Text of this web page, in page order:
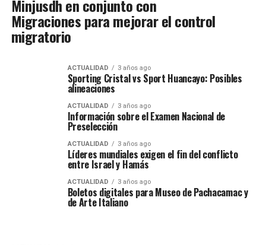
Minjusdh en conjunto con
Migraciones para mejorar el control
migratorio
ACTUALIDAD 3 años ago
Sporting Cristal vs Sport Huancayo: Posibles
alineaciones
ACTUALIDAD 3 años ago
Información sobre el Examen Nacional de
Preselección
ACTUALIDAD 3 años ago
Líderes mundiales exigen el fin del conflicto
entre Israel y Hamás
ACTUALIDAD 3 años ago
Boletos digitales para Museo de Pachacamac y
de Arte Italiano